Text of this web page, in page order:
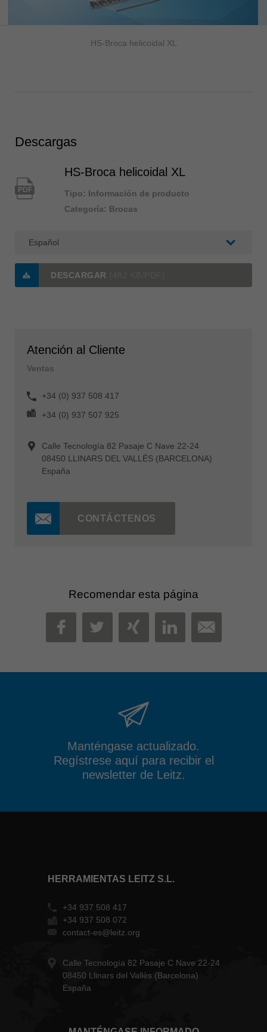
HS-Broca helicoidal XL
Descargas
PDF
HS-Broca helicoidal XL
Tipo: Información de producto
Categoría: Brocas
DESCARGAR
Atención al Cliente
Ventas
+34 (0) 937 508 417
+34 (0) 937 507 925
Calle Tecnología 82 Pasaje C Nave 22-24
08450 LLINARS DEL VALLÉS (BARCELONA)
España
CONTÁCTENOS
Recomendar esta página
FACEBOOK
TWITTER
XINGLINKEDIN
MAIL
Manténgase actualizado.
Regístrese aquí para recibir el
newsletter de Leitz.
HERRAMIENTAS LEITZ S.L.
+34 937 508 417
+34 937 508 072
contact-es@leitz.org
Calle Tecnología 82 Pasaje C Nave 22-24
08450 Llinars del Vallès (Barcelona)
España